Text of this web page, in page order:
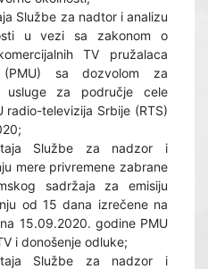
Službe za nadtor i analizu
u vezi sa zakonom o
TV pružalaca
(PMU) sa dozvolom za
usluge za područje cele
radio-televizija Srbije (RTS)
Službe za nadzor i
mere privremene zabrane
sadržaja za emisiju
od 15 dana izrečene na
15.09.2020. godine PMU
i donošenje odluke;
Službe za nadzor i